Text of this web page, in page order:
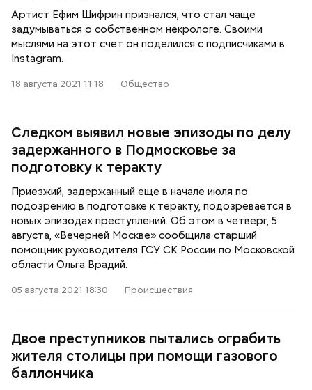
Артист Ефим Шифрин признался, что стал чаще
задумываться о собственном некрологе. Своими
мыслями на этот счет он поделился с подписчиками в
Instagram.
18 августа 2021 11:18 Общество
Следком выявил новые эпизоды по делу
задержанного в Подмосковье за
подготовку к теракту
Приезжий, задержанный еще в начале июля по
подозрению в подготовке к теракту, подозревается в
новых эпизодах преступлений. Об этом в четверг, 5
августа, «Вечерней Москве» сообщила старший
помощник руководителя ГСУ СК России по Московской
области Ольга Врадий.
05 августа 2021 18:30 Происшествия
Двое преступников пытались ограбить
жителя столицы при помощи газового
баллончика